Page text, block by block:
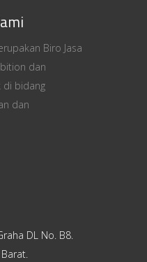
Biro Jasa
dan
di bidang
dan
DL No. B8.